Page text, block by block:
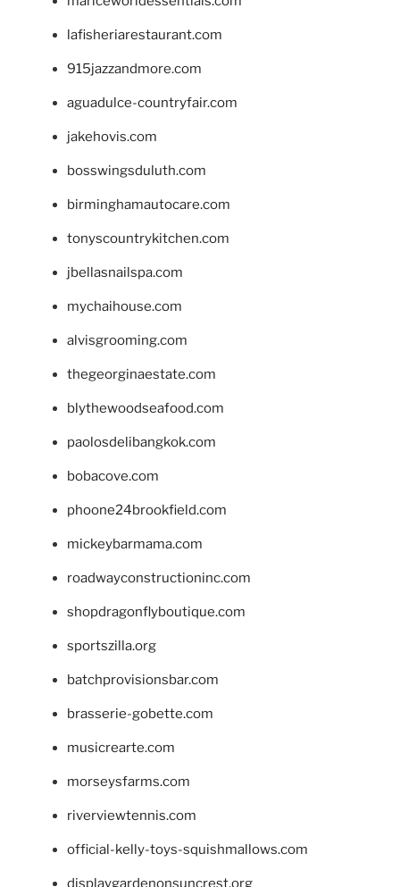
lafisheriarestaurant.com
915jazzandmore.com
aguadulce-countryfair.com
jakehovis.com
bosswingsduluth.com
birminghamautocare.com
tonyscountrykitchen.com
jbellasnailspa.com
mychaihouse.com
alvisgrooming.com
thegeorginaestate.com
blythewoodseafood.com
paolosdelibangkok.com
bobacove.com
phoone24brookfield.com
mickeybarmama.com
roadwayconstructioninc.com
shopdragonflyboutique.com
sportszilla.org
batchprovisionsbar.com
brasserie-gobette.com
musicrearte.com
morseysfarms.com
riverviewtennis.com
official-kelly-toys-squishmallows.com
displaygardenonsuncrest.org